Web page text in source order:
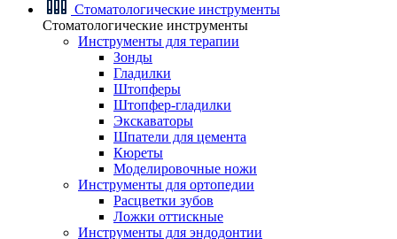
Стоматологические инструменты
Стоматологические инструменты
Инструменты для терапии
Зонды
Гладилки
Штопферы
Штопфер-гладилки
Экскаваторы
Шпатели для цемента
Кюреты
Моделировочные ножи
Инструменты для ортопедии
Расцветки зубов
Ложки оттискные
Инструменты для эндодонтии